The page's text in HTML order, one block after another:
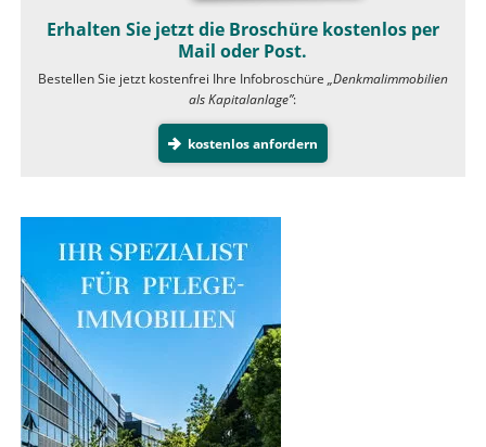
Erhalten Sie jetzt die Broschüre kostenlos per
Mail oder Post.
Bestellen Sie jetzt kostenfrei Ihre Infobroschüre „Denkmalimmobilien
als Kapitalanlage”:
kostenlos anfordern